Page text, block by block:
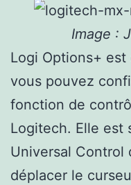
Image :
Logi Options+ est
vous pouvez
fonction de
Logitech. Elle est
Universal Control
déplacer le